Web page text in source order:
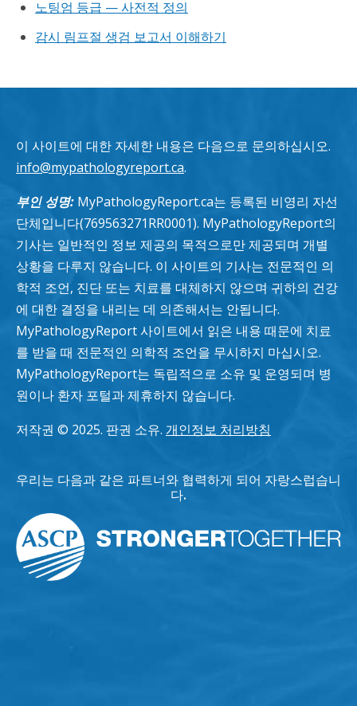
노팅엄 등급 — 사전적 정의
감시 림프절 생검 보고서 이해하기
이 사이트에 대한 자세한 내용은 다음으로 문의하십시오.
info@mypathologyreport.ca.
부인 성명: MyPathologyReport.ca는 등록된 비영리 자선
단체입니다(769563271RR0001). MyPathologyReport의
기사는 일반적인 정보 제공의 목적으로만 제공되며 개별
상황을 다루지 않습니다. 이 사이트의 기사는 전문적인 의
학적 조언, 진단 또는 치료를 대체하지 않으며 귀하의 건강
에 대한 결정을 내리는 데 의존해서는 안됩니다.
MyPathologyReport 사이트에서 읽은 내용 때문에 치료
를 받을 때 전문적인 의학적 조언을 무시하지 마십시오.
MyPathologyReport는 독립적으로 소유 및 운영되며 병
원이나 환자 포털과 제휴하지 않습니다.
저작권 © 2025. 판권 소유. 개인정보 처리방침
우리는 다음과 같은 파트너와 협력하게 되어 자랑스럽습니
다.